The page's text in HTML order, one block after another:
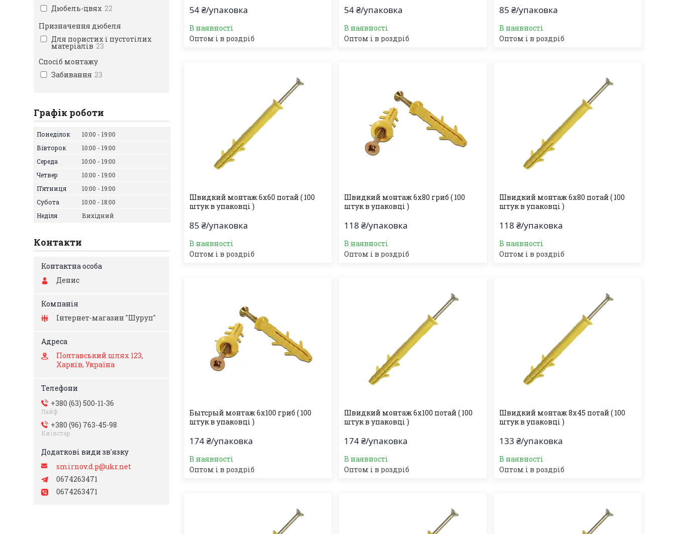
54 ₴/упаковка
В наявності
Оптом і в роздріб
54 ₴/упаковка
В наявності
Оптом і в роздріб
85 ₴/упаковка
В наявності
Оптом і в роздріб
Швидкий монтаж 6х60 потай ( 100
штук в упаковці )
85 ₴/упаковка
В наявності
Оптом і в роздріб
Швидкий монтаж 6х80 гриб ( 100
штук в упаковці )
118 ₴/упаковка
В наявності
Оптом і в роздріб
Швидкий монтаж 6х80 потай ( 100
штук в упаковці )
118 ₴/упаковка
В наявності
Оптом і в роздріб
Бытсрый монтаж 6х100 гриб ( 100
штук в упаковці )
174 ₴/упаковка
В наявності
Оптом і в роздріб
Швидкий монтаж 6х100 потай ( 100
штук в упаковці )
174 ₴/упаковка
В наявності
Оптом і в роздріб
Швидкий монтаж 8х45 потай ( 100
штук в упаковці )
133 ₴/упаковка
В наявності
Оптом і в роздріб
Дюбель-цвях 22
Призначення дюбеля
Для пористих і пустотілих
матеріалів 23
Спосіб монтажу
Забивання 23
Графік роботи
Понеділок 10:00
19:00
Вівторок
10:00
19:00
Середа
10:00
19:00
Четвер
10:00
19:00
Пʼятниця
10:00
19:00
Субота
10:00
18:00
Неділя
Вихідний
Контакти
Денис
Інтернет-магазин "Шуруп"
Полтавський шлях 123,
Харків, Україна
+380 (63) 500-11-36
Лайф
+380 (96) 763-45-98
Київстар
smirnov.d.p@ukr.net
0674263471
0674263471